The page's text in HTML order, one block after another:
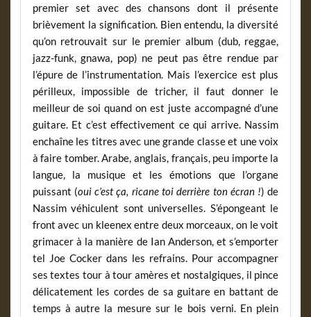
premier set avec des chansons dont il présente
brièvement la signification. Bien entendu, la diversité
qu’on retrouvait sur le premier album (dub, reggae,
jazz-funk, gnawa, pop) ne peut pas être rendue par
l’épure de l’instrumentation. Mais l’exercice est plus
périlleux, impossible de tricher, il faut donner le
meilleur de soi quand on est juste accompagné d’une
guitare. Et c’est effectivement ce qui arrive. Nassim
enchaîne les titres avec une grande classe et une voix
à faire tomber. Arabe, anglais, français, peu importe la
langue, la musique et les émotions que l’organe
puissant (oui c’est ça, ricane toi derrière ton écran !) de
Nassim véhiculent sont universelles. S’épongeant le
front avec un kleenex entre deux morceaux, on le voit
grimacer à la manière de Ian Anderson, et s’emporter
tel Joe Cocker dans les refrains. Pour accompagner
ses textes tour à tour amères et nostalgiques, il pince
délicatement les cordes de sa guitare en battant de
temps à autre la mesure sur le bois verni. En plein